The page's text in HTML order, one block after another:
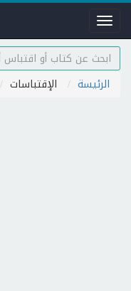
Toggle
navigation
الرئيسة الإقتباسات